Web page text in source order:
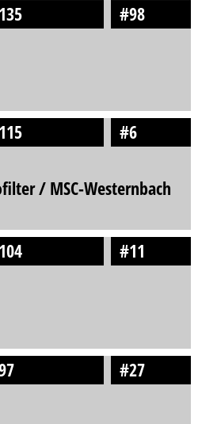
#98
#6
/ MSC-Westernbach
#11
#27